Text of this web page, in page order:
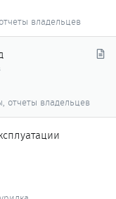
владельцев
я
отчеты владельцев